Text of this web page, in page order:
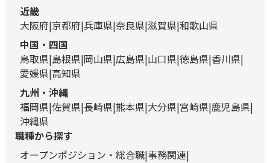
近畿
大阪府 京都府 兵庫県 奈良県 滋賀県 和歌山県
中国・四国
鳥取県 島根県 岡山県 広島県 山口県 徳島県 香川県
愛媛県 高知県
九州・沖縄
福岡県 佐賀県 長崎県 熊本県 大分県 宮崎県 鹿児島県
沖縄県
職種から探す
オープンポジション・総合職 事務関連